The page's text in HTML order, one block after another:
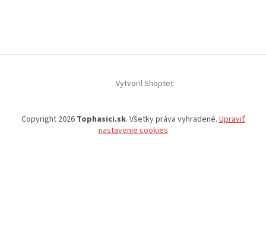
Vytvoril Shoptet
Copyright 2026 Tophasici.sk. Všetky práva vyhradené.Upraviť
nastavenie cookies